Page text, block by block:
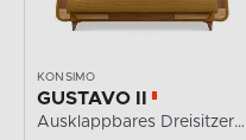
KONSIMO
GUSTAVO II
Ausklappbares Dreisitzer-Sofa aus gelbem Kordstoff